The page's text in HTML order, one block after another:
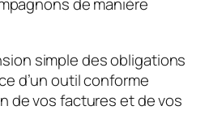
de manière
simple des obligations
d’un outil conforme
de vos factures et de vos